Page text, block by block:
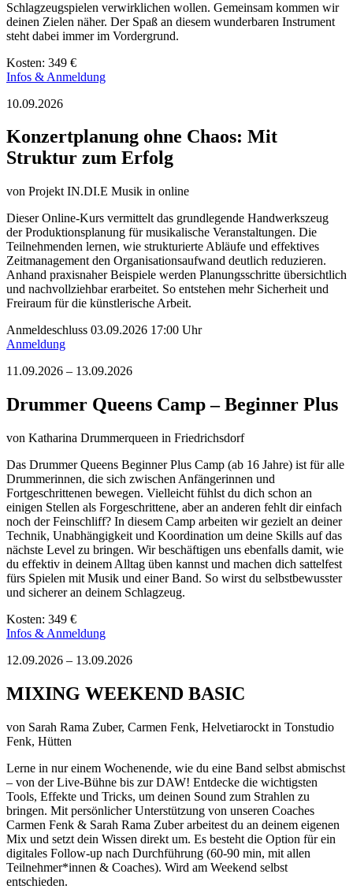
Schlagzeugspielen verwirklichen wollen. Gemeinsam kommen wir
deinen Zielen näher. Der Spaß an diesem wunderbaren Instrument
steht dabei immer im Vordergrund.
Kosten: 349 €
Infos & Anmeldung
10.09.2026
Konzertplanung ohne Chaos: Mit
Struktur zum Erfolg
von Projekt IN.DI.E Musik in online
Dieser Online-Kurs vermittelt das grundlegende Handwerkszeug
der Produktionsplanung für musikalische Veranstaltungen. Die
Teilnehmenden lernen, wie strukturierte Abläufe und effektives
Zeitmanagement den Organisationsaufwand deutlich reduzieren.
Anhand praxisnaher Beispiele werden Planungsschritte übersichtlich
und nachvollziehbar erarbeitet. So entstehen mehr Sicherheit und
Freiraum für die künstlerische Arbeit.
Anmeldeschluss 03.09.2026 17:00 Uhr
Anmeldung
11.09.2026 – 13.09.2026
Drummer Queens Camp – Beginner Plus
von Katharina Drummerqueen in Friedrichsdorf
Das Drummer Queens Beginner Plus Camp (ab 16 Jahre) ist für alle
Drummerinnen, die sich zwischen Anfängerinnen und
Fortgeschrittenen bewegen. Vielleicht fühlst du dich schon an
einigen Stellen als Forgeschrittene, aber an anderen fehlt dir einfach
noch der Feinschliff? In diesem Camp arbeiten wir gezielt an deiner
Technik, Unabhängigkeit und Koordination um deine Skills auf das
nächste Level zu bringen. Wir beschäftigen uns ebenfalls damit, wie
du effektiv in deinem Alltag üben kannst und machen dich sattelfest
fürs Spielen mit Musik und einer Band. So wirst du selbstbewusster
und sicherer an deinem Schlagzeug.
Kosten: 349 €
Infos & Anmeldung
12.09.2026 – 13.09.2026
MIXING WEEKEND BASIC
von Sarah Rama Zuber, Carmen Fenk, Helvetiarockt in Tonstudio
Fenk, Hütten
Lerne in nur einem Wochenende, wie du eine Band selbst abmischst
– von der Live-Bühne bis zur DAW! Entdecke die wichtigsten
Tools, Effekte und Tricks, um deinen Sound zum Strahlen zu
bringen. Mit persönlicher Unterstützung von unseren Coaches
Carmen Fenk & Sarah Rama Zuber arbeitest du an deinem eigenen
Mix und setzt dein Wissen direkt um. Es besteht die Option für ein
digitales Follow-up nach Durchführung (60-90 min, mit allen
Teilnehmer*innen & Coaches). Wird am Weekend selbst
entschieden.